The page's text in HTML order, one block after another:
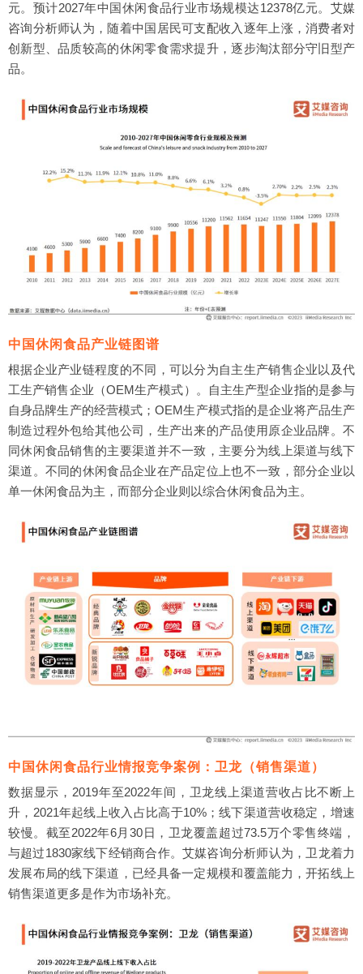
图表31 2023年中国休闲食品消费者购买渠道分析
图表32 2023年中国消费者休闲食品消费场景分析
图表33 2023年中国消费者选择休闲食品时的考虑因素
图表36 2023年中国消费者倾向的休闲食品包装设计TOP5
图表38 2023年中国消费者对待网红休闲食品的态度
图表40 2023年中国网红休闲食品消费者常见问题调查
图表41 2013-2022年中国休闲食品行业企业新增数量
元。预计2027年中国休闲食品行业市场规模达12378亿元。艾媒
咨询分析师认为，随着中国居民可支配收入逐年上涨，消费者对
创新型、品质较高的休闲零食需求提升，逐步淘汰部分守旧型产
品。
中国休闲食品产业链图谱
根据企业产业链程度的不同，可以分为自主生产销售企业以及代
工生产销售企业（OEM生产模式）。自主生产型企业指的是参与
自身品牌生产的经营模式；OEM生产模式指的是企业将产品生产
制造过程外包给其他公司，生产出来的产品使用原企业品牌。不
同休闲食品销售的主要渠道并不一致，主要分为线上渠道与线下
渠道。不同的休闲食品企业在产品定位上也不一致，部分企业以
单一休闲食品为主，而部分企业则以综合休闲食品为主。
中国休闲食品行业情报竞争案例：卫龙（销售渠道）
数据显示，2019年至2022年间，卫龙线上渠道营收占比不断上
升，2021年起线上收入占比高于10%；线下渠道营收稳定，增速
较慢。截至2022年6月30日，卫龙覆盖超过73.5万个零售终端，
与超过1830家线下经销商合作。艾媒咨询分析师认为，卫龙着力
发展布局的线下渠道，已经具备一定规模和覆盖能力，开拓线上
销售渠道更多是作为市场补充。